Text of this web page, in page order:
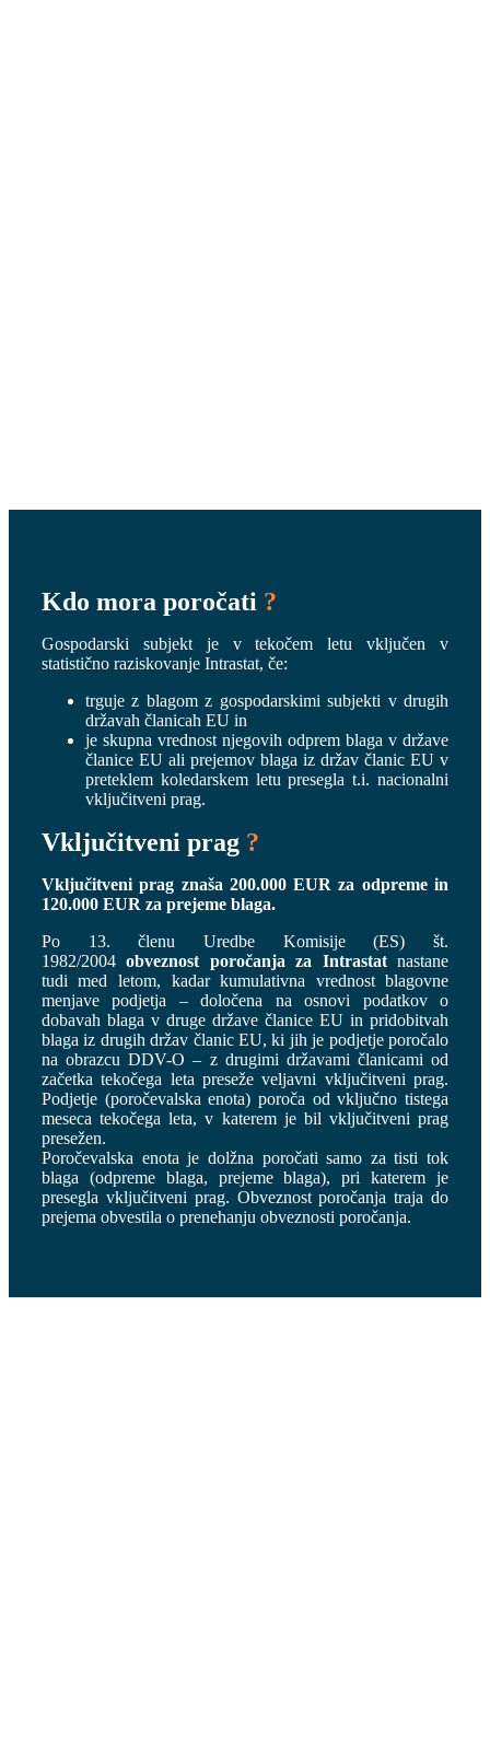
Kdo mora poročati ?
Gospodarski subjekt je v tekočem letu vključen v
statistično raziskovanje Intrastat, če:
trguje z blagom z gospodarskimi subjekti v drugih
državah članicah EU in
je skupna vrednost njegovih odprem blaga v države
članice EU ali prejemov blaga iz držav članic EU v
preteklem koledarskem letu presegla t.i. nacionalni
vključitveni prag.
Vključitveni prag ?
Vključitveni prag znaša 200.000 EUR za odpreme in
120.000 EUR za prejeme blaga.
Po 13. členu Uredbe Komisije (ES) št.
1982/2004obveznost poročanja za Intrastatnastane
tudi med letom, kadar kumulativna vrednost blagovne
menjave podjetja – določena na osnovi podatkov o
dobavah blaga v druge države članice EU in pridobitvah
blaga iz drugih držav članic EU, ki jih je podjetje poročalo
na obrazcu DDV-O – z drugimi državami članicami od
začetka tekočega leta preseže veljavni vključitveni prag.
Podjetje (poročevalska enota) poroča od vključno tistega
meseca tekočega leta, v katerem je bil vključitveni prag
presežen.
Poročevalska enota je dolžna poročati samo za tisti tok
blaga (odpreme blaga, prejeme blaga), pri katerem je
presegla vključitveni prag. Obveznost poročanja traja do
prejema obvestila o prenehanju obveznosti poročanja.